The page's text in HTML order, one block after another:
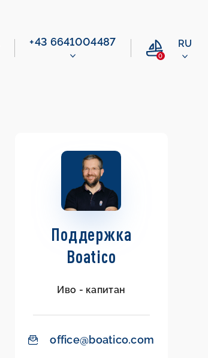
+43 6641004487
0
RU
Поддержка
Boatico
Иво - капитан
office@boatico.com